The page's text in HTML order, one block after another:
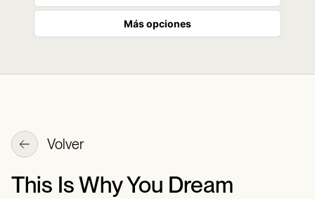
Más opciones
Volver
This Is Why You Dream